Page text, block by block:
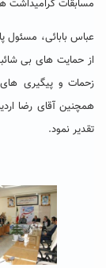
مسابقات گرامیداشت
عباس بابائی، مسئول
از حمایت های بی
زحمات و پیگیری
همچنین آقای رضا
تقدیر نمود.